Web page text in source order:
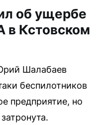
об ущербе
в Кстовском
Шалабаев
беспилотников
предприятие, но